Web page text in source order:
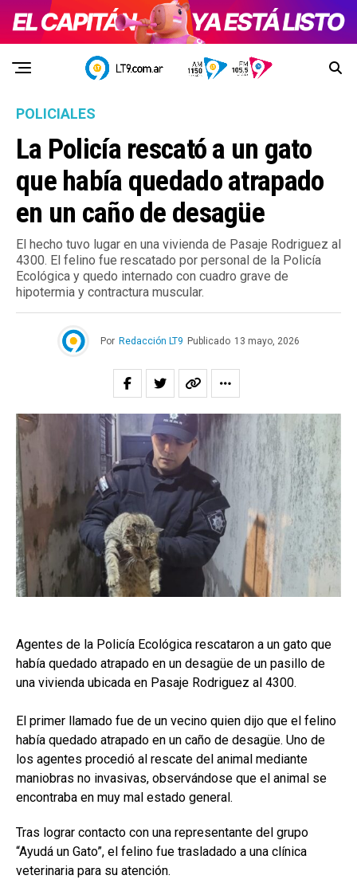
POLICIALES
La Policía rescató a un gato
que había quedado atrapado
en un caño de desagüe
El hecho tuvo lugar en una vivienda de Pasaje Rodriguez al
4300. El felino fue rescatado por personal de la Policía
Ecológica y quedo internado con cuadro grave de
hipotermia y contractura muscular.
Por Redacción LT9 Publicado 13 mayo, 2026
Agentes de la Policía Ecológica rescataron a un gato que
había quedado atrapado en un desagüe de un pasillo de
una vivienda ubicada en Pasaje Rodriguez al 4300.
El primer llamado fue de un vecino quien dijo que el felino
había quedado atrapado en un caño de desagüe. Uno de
los agentes procedió al rescate del animal mediante
maniobras no invasivas, observándose que el animal se
encontraba en muy mal estado general.
Tras lograr contacto con una representante del grupo
“Ayudá un Gato”, el felino fue trasladado a una clínica
veterinaria para su atención.